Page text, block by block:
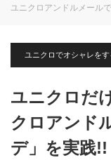
ユニクロアンドルメール
ユニクロでオシャレをす
ユニクロだ
クロアンド
デ」を実践!!